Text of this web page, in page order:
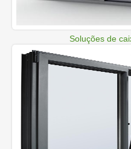
Soluções de